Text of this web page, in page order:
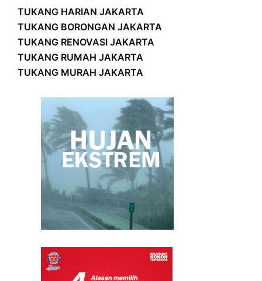
TUKANG HARIAN JAKARTA
TUKANG BORONGAN JAKARTA
TUKANG RENOVASI JAKARTA
TUKANG RUMAH JAKARTA
TUKANG MURAH JAKARTA